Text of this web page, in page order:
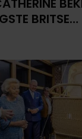
BRITSE